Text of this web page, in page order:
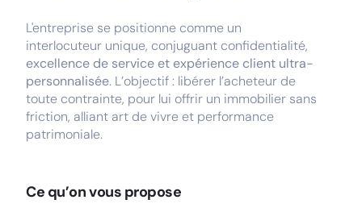
L'entreprise se positionne comme un
interlocuteur unique, conjuguant confidentialité,
excellence de service et expérience client ultra-
personnalisée. L’objectif : libérer l’acheteur de
toute contrainte, pour lui offrir un immobilier sans
friction, alliant art de vivre et performance
patrimoniale.
Ce qu’on vous propose